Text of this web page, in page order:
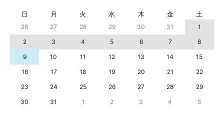
日 月 火 水 木 金 土
26 27 28 29 30 31
1
2
3 4 5 6 7
8
9
10 11 12 13 14
15
16
17 18 19 20 21
22
23
24 25 26 27 28
29
30
31 1 2 3 4 5